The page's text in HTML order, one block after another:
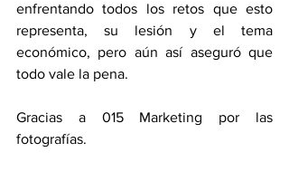
enfrentando todos los retos que esto
representa, su lesión y el tema
económico, pero aún así aseguró que
todo vale la pena.
Gracias a 015 Marketing por las
fotografías.